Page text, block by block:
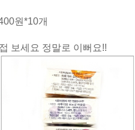
원*10개
보세요 정말로 이뻐요!!